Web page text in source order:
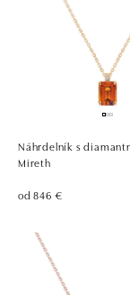
Náhrdelník s
Mireth
od 846 €